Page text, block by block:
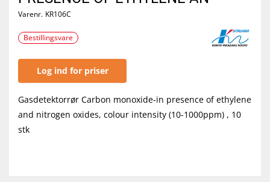
Varenr. KR106C
Bestillingsvare
Log ind for priser
Gasdetektorrør Carbon monoxide-in presence of ethylene
and nitrogen oxides, colour intensity (10-1000ppm) , 10
stk